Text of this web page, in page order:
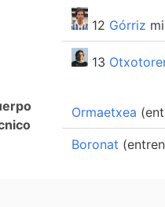
12 Górriz
13
Ormaetxea
Boronat